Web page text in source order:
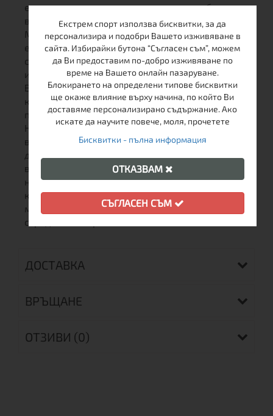
естествената топлина на тялото и образуват
високоефективна изолация.
Мериносовата вълна неутрализира потта,
елиминира миризмите на тялото, като
същевременно е устойчива на замърсявания и
има самопочистващи се свойства.
Влакната могат да абсорбират голямо
количество влага, с което поддържат
повърхността суха и затопляща.
Неоспорими предимства на вълната Merino са
висока степен на топлоизолация, перфектна
дишаемост, способност за премахване на
влагата от кожата и UV защита. Благодарение
на своите естествени и разградими
компоненти, дрехите от мериносова вълна са
материал, подходящ дори за тези, които
страдат от алергии и астма.
ДОСТАВКА
ВРЪЩАНЕ
ОТЗИВИ (0)
Екстрем спорт използва бисквитки, за да
персонализира и подобри Вашето изживяване в
сайта. Избирайки бутона “Съгласен съм”, можем
да Ви предоставим по-добро изживяване по
време на Вашето онлайн пазаруване.
Блокирането на определени типове бисквитки
ще окаже влияние върху начина, по който Ви
доставяме персонализирано съдържание. Ако
искате да научите повече, моля, прочетете
Бисквитки - пълна информация
ОТКАЗВАМ
СЪГЛАСЕН СЪМ